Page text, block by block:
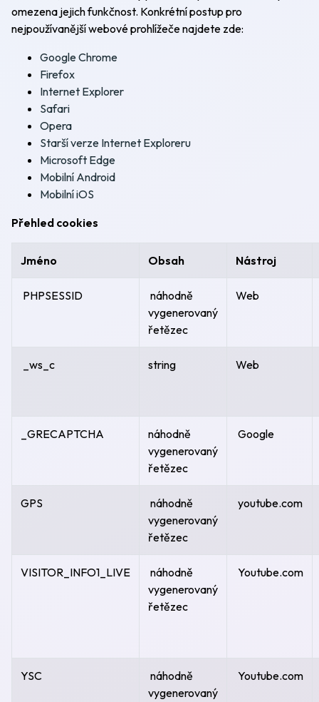
omezena jejich funkčnost. Konkrétní postup pro
nejpoužívanější webové prohlížeče najdete zde:
Google Chrome
Firefox
Internet Explorer
Safari
Opera
Starší verze Internet Exploreru
Microsoft Edge
Mobilní Android
Mobilní iOS
Přehled cookies
Jméno Obsah Nástroj
PHPSESSID
náhodně
vygenerovaný
řetězec
Web
_ws_c string Web
_GRECAPTCHA
náhodně
vygenerovaný
řetězec
Google
GPS
náhodně
vygenerovaný
řetězec
youtube.com
VISITOR_INFO1_LIVE
náhodně
vygenerovaný
řetězec
Youtube.com
YSC
náhodně
vygenerovaný
Youtube.com